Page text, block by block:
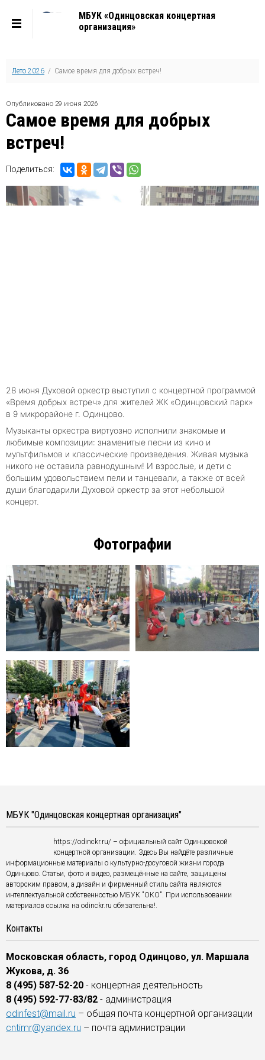
МБУК «Одинцовская концертная
организация»
Лето 2026 / Самое время для добрых встреч!
Опубликовано 29 июня 2026
Самое время для добрых
встреч!
Поделиться:
28 июня Духовой оркестр выступил с концертной программой
«Время добрых встреч» для жителей ЖК «Одинцовский парк»
в 9 микрорайоне г. Одинцово.
Музыканты оркестра виртуозно исполнили знакомые и
любимые композиции: знаменитые песни из кино и
мультфильмов и классические произведения. Живая музыка
никого не оставила равнодушным! И взрослые, и дети с
большим удовольствием пели и танцевали, а также от всей
души благодарили Духовой оркестр за этот небольшой
концерт.
Фотографии
МБУК "Одинцовская концертная организация"
https://odinckr.ru/ – официальный сайт Одинцовской
концертной организации. Здесь Вы найдёте различные
информационные материалы о культурно-досуговой жизни города
Одинцово. Статьи, фото и видео, размещённые на сайте, защищены
авторским правом, а дизайн и фирменный стиль сайта являются
интеллектуальной собственностью МБУК "ОКО". При использовании
материалов ссылка на odinckr.ru обязательна!.
Контакты
Московская область, город Одинцово, ул. Маршала
Жукова, д. 36
8 (495) 587-52-20 - концертная деятельность
8 (495) 592-77-83/82 - администрация
odinfest@mail.ru – общая почта концертной организации
cntimr@yandex.ru – почта администрации